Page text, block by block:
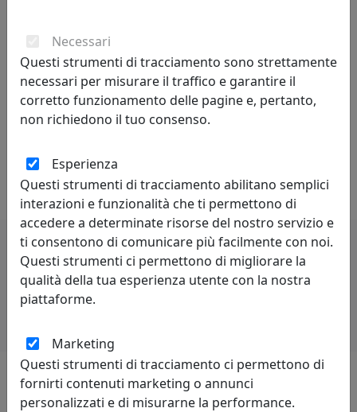
È sempre il dettaglio che ci fa innamorare. Vogliamo
partecipare a questo spirito contemporaneo in
continua trasformazione proponendo gamme sempre
più ricche e personalizzate, capaci di vestire ambienti
diversi, dinamici, multicolore. Abbiamo deciso di
espansione che si manifesta in tutta la sua dirompente
varietà.
Potrebbero interessarti
Lascia una recensione
Necessari
Questi strumenti di tracciamento sono strettamente
necessari per misurare il traffico e garantire il
corretto funzionamento delle pagine e, pertanto,
non richiedono il tuo consenso.
Esperienza
Questi strumenti di tracciamento abilitano semplici
interazioni e funzionalità che ti permettono di
accedere a determinate risorse del nostro servizio e
ti consentono di comunicare più facilmente con noi.
Questi strumenti ci permettono di migliorare la
qualità della tua esperienza utente con la nostra
piattaforme.
Marketing
Questi strumenti di tracciamento ci permettono di
fornirti contenuti marketing o annunci
personalizzati e di misurarne la performance.